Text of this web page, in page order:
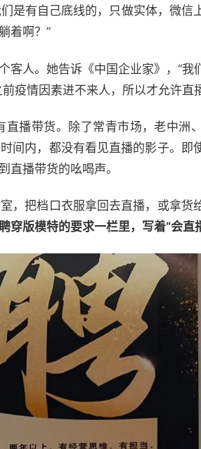
是有自己底线的，只做实体，微信
着啊？”
人。她告诉《中国企业家》，“我
前疫情因素进不来人，所以才允许直
直播带货。除了常青市场，老中洲
间内，都没有看见直播的影子。即
直播带货的吆喝声。
，把档口衣服拿回去直播，或拿货
穿版模特的要求一栏里，写着“会直